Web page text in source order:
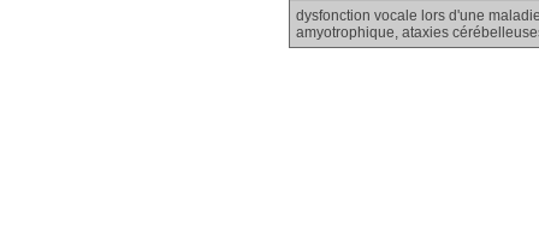
dysfonction vocale lors d'une
amyotrophique, ataxies